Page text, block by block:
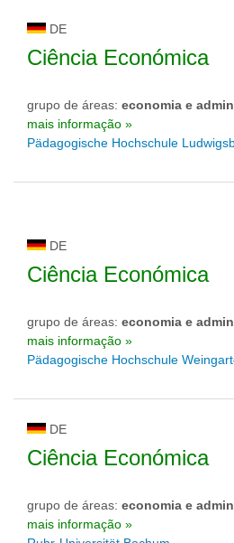
DE
Ciência Económica
grupo de áreas: economia e
mais informação »
Pädagogische Hochschule
DE
Ciência Económica
grupo de áreas: economia e
mais informação »
Pädagogische Hochschule
DE
Ciência Económica
grupo de áreas: economia e
mais informação »